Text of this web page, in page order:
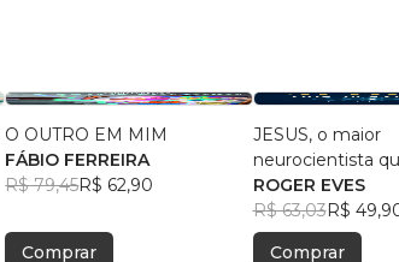
O OUTRO EM MIM
FÁBIO FERREIRA
R$ 79,45R$ 62,90
Comprar
JESUS, o maior
neurocientista
ROGER EVES
R$ 63,03R$
Comprar